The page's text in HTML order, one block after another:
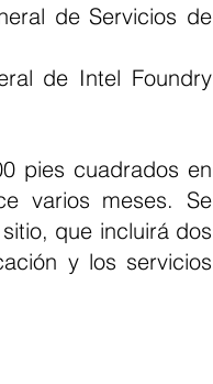
de Servicios de
de Intel Foundry
pies cuadrados en
varios meses. Se
que incluirá dos
y los servicios